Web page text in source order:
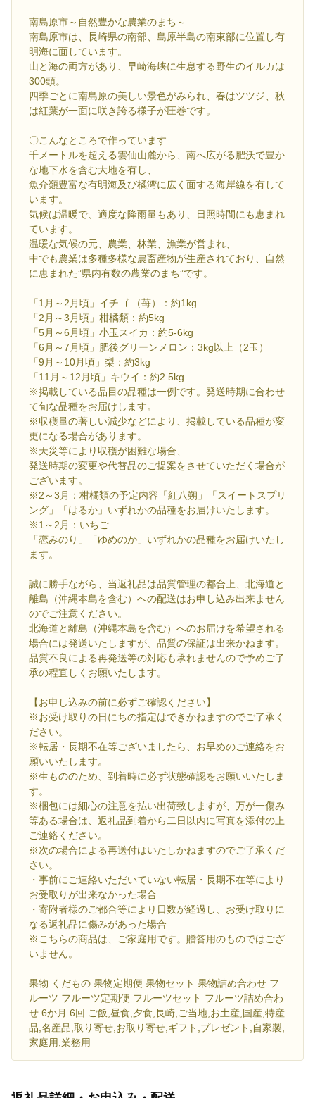
南島原市～自然豊かな農業のまち～
南島原市は、長崎県の南部、島原半島の南東部に位置し有
明海に面しています。
山と海の両方があり、早崎海峡に生息する野生のイルカは
300頭。
四季ごとに南島原の美しい景色がみられ、春はツツジ、秋
は紅葉が一面に咲き誇る様子が圧巻です。
〇こんなところで作っています
千メートルを超える雲仙山麓から、南へ広がる肥沃で豊か
な地下水を含む大地を有し、
魚介類豊富な有明海及び橘湾に広く面する海岸線を有して
います。
気候は温暖で、適度な降雨量もあり、日照時間にも恵まれ
ています。
温暖な気候の元、農業、林業、漁業が営まれ、
中でも農業は多種多様な農畜産物が生産されており、自然
に恵まれた”県内有数の農業のまち”です。
「1月～2月頃」イチゴ （苺）：約1kg
「2月～3月頃」柑橘類：約5kg
「5月～6月頃」小玉スイカ：約5-6kg
「6月～7月頃」肥後グリーンメロン：3kg以上（2玉）
「9月～10月頃」梨：約3kg
「11月～12月頃」キウイ：約2.5kg
※掲載している品目の品種は一例です。発送時期に合わせ
て旬な品種をお届けします。
※収穫量の著しい減少などにより、掲載している品種が変
更になる場合があります。
※天災等により収穫が困難な場合、
発送時期の変更や代替品のご提案をさせていただく場合が
ございます。
※2～3月：柑橘類の予定内容「紅八朔」「スイートスプリ
ング」「はるか」いずれかの品種をお届けいたします。
※1～2月：いちご
「恋みのり」「ゆめのか」いずれかの品種をお届けいたし
ます。
誠に勝手ながら、当返礼品は品質管理の都合上、北海道と
離島（沖縄本島を含む）への配送はお申し込み出来ません
のでご注意ください。
北海道と離島（沖縄本島を含む）へのお届けを希望される
場合には発送いたしますが、品質の保証は出来かねます。
品質不良による再発送等の対応も承れませんので予めご了
承の程宜しくお願いたします。
【お申し込みの前に必ずご確認ください】
※お受け取りの日にちの指定はできかねますのでご了承く
ださい。
※転居・長期不在等ございましたら、お早めのご連絡をお
願いいたします。
※生もののため、到着時に必ず状態確認をお願いいたしま
す。
※梱包には細心の注意を払い出荷致しますが、万が一傷み
等ある場合は、返礼品到着から二日以内に写真を添付の上
ご連絡ください。
※次の場合による再送付はいたしかねますのでご了承くだ
さい。
・事前にご連絡いただいていない転居・長期不在等により
お受取りが出来なかった場合
・寄附者様のご都合等により日数が経過し、お受け取りに
なる返礼品に傷みがあった場合
※こちらの商品は、ご家庭用です。贈答用のものではござ
いません。
果物 くだもの 果物定期便 果物セット 果物詰め合わせ フ
ルーツ フルーツ定期便 フルーツセット フルーツ詰め合わ
せ 6か月 6回 ご飯,昼食,夕食,長崎,ご当地,お土産,国産,特産
品,名産品,取り寄せ,お取り寄せ,ギフト,プレゼント,自家製,
家庭用,業務用